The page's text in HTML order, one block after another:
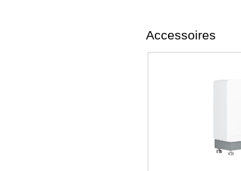
Accessoires